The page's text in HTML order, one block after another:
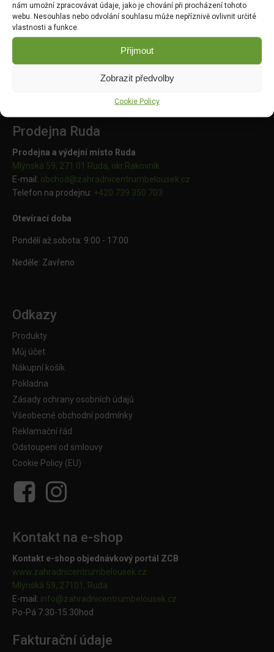
nám umožní zpracovávat údaje, jako je chování při procházení tohoto
webu. Nesouhlas nebo odvolání souhlasu může nepříznivě ovlivnit určité
vlastnosti a funkce.
Přijmout
Zobrazit předvolby
Cookie Policy
PROFESIONÁLNÍ KOMUNIKACE
Během celého procesu nákupu budete informováni
o stavu Vaší objednávky.
NEJLEPŠÍ CENY
Díky dobrým vztahům s dodavateli Vám nabízíme
Prodejna Ruda
Prodejna a výdejní místo Ruda
Mlýnská 59, 271 01 Ruda, okr.Rakovník
E-mail: obchod@zahradnicentrumbelousek.cz
Telefon na prodejnu: +420 739 350 703
Otevírací doba
Pondělí až sobota: 9:00 - 17:00
Neděle: Zavřeno
Odkazy
Produkty
Můj účet
Nákupní košík
Pokladna
Zásady ochrany osobních údajů
Všeobecné obchodní podmínky
Reklamační řád
Odstoupení od smlouvy
Cookie Policy (EU)
Kontakt na e-shop
Kontakt e-shop objednávkový portál ZCB
www.zahradnicentrumbelousek.cz
Mlýnská 59, 27101, Ruda
E-mail: info@zahradnicentrumbelousek.cz
Po-Pá 7:30-15:30hod
Fakturační údaje